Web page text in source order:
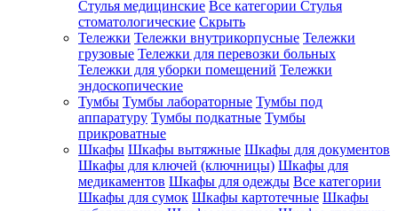
Стулья медицинские Все категории Стулья
стоматологические Скрыть
Тележки Тележки внутрикорпусные Тележки
грузовые Тележки для перевозки больных
Тележки для уборки помещений Тележки
эндоскопические
Тумбы Тумбы лабораторные Тумбы под
аппаратуру Тумбы подкатные Тумбы
прикроватные
Шкафы Шкафы вытяжные Шкафы для документов
Шкафы для ключей (ключницы) Шкафы для
медикаментов Шкафы для одежды Все категории
Шкафы для сумок Шкафы картотечные Шкафы